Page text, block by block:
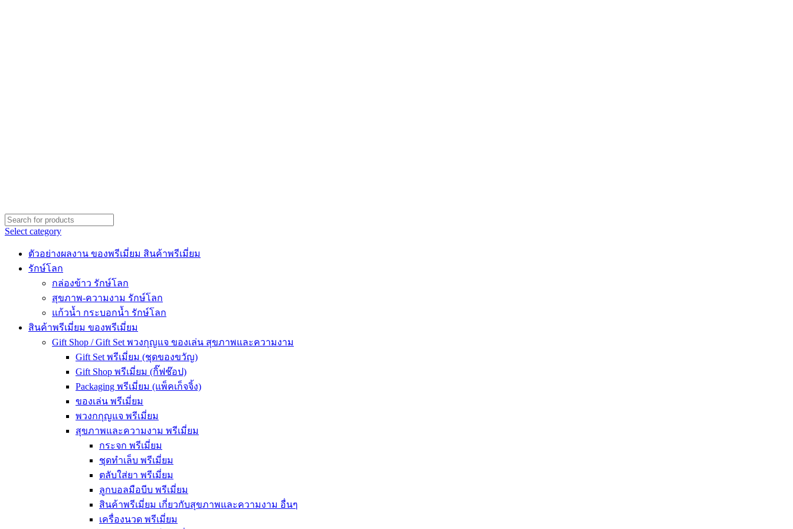
Select category
ตัวอย่างผลงาน ของพรีเมี่ยม สินค้าพรีเมี่ยม
รักษ์โลก
กล่องข้าว รักษ์โลก
สุขภาพ-ความงาม รักษ์โลก
แก้วน้ำ กระบอกน้ำ รักษ์โลก
สินค้าพรีเมี่ยม ของพรีเมี่ยม
Gift Shop / Gift Set พวงกุญแจ ของเล่น สุขภาพและความงาม
Gift Set พรีเมี่ยม (ชุดของขวัญ)
Gift Shop พรีเมี่ยม (กิ๊ฟช๊อป)
Packaging พรีเมี่ยม (แพ็คเก็จจิ้ง)
ของเล่น พรีเมี่ยม
พวงกกุญแจ พรีเมี่ยม
สุขภาพและความงาม พรีเมี่ยม
กระจก พรีเมี่ยม
ชุดทำเล็บ พรีเมี่ยม
ตลับใส่ยา พรีเมี่ยม
ลูกบอลมือบีบ พรีเมี่ยม
สินค้าพรีเมี่ยม เกี่ยวกับสุขภาพและความงาม อื่นๆ
เครื่องนวด พรีเมี่ยม